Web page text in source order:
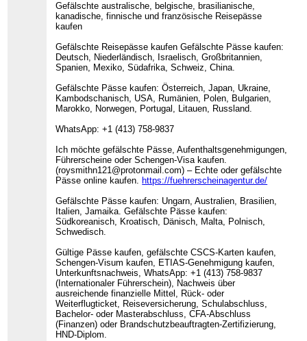
Gefälschte australische, belgische, brasilianische,
kanadische, finnische und französische Reisepässe
kaufen
Gefälschte Reisepässe kaufen Gefälschte Pässe kaufen:
Deutsch, Niederländisch, Israelisch, Großbritannien,
Spanien, Mexiko, Südafrika, Schweiz, China.
Gefälschte Pässe kaufen: Österreich, Japan, Ukraine,
Kambodschanisch, USA, Rumänien, Polen, Bulgarien,
Marokko, Norwegen, Portugal, Litauen, Russland.
WhatsApp: +1 (413) 758-9837
Ich möchte gefälschte Pässe, Aufenthaltsgenehmigungen,
Führerscheine oder Schengen-Visa kaufen.
(roysmithn121@protonmail.com) – Echte oder gefälschte
Pässe online kaufen. https://fuehrerscheinagentur.de/
Gefälschte Pässe kaufen: Ungarn, Australien, Brasilien,
Italien, Jamaika. Gefälschte Pässe kaufen:
Südkoreanisch, Kroatisch, Dänisch, Malta, Polnisch,
Schwedisch.
Gültige Pässe kaufen, gefälschte CSCS-Karten kaufen,
Schengen-Visum kaufen, ETIAS-Genehmigung kaufen,
Unterkunftsnachweis, WhatsApp: +1 (413) 758-9837
(Internationaler Führerschein), Nachweis über
ausreichende finanzielle Mittel, Rück- oder
Weiterflugticket, Reiseversicherung, Schulabschluss,
Bachelor- oder Masterabschluss, CFA-Abschluss
(Finanzen) oder Brandschutzbeauftragten-Zertifizierung,
HND-Diplom.